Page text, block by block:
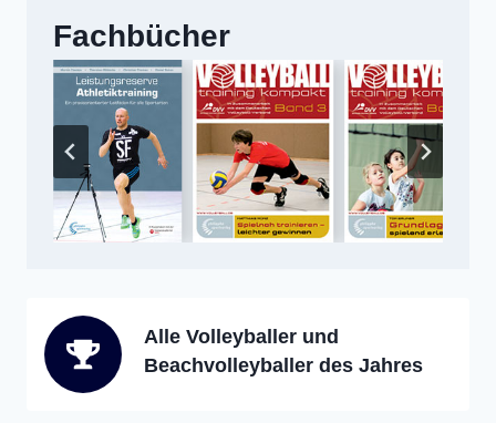
Fachbücher
Alle Volleyballer und
Beachvolleyballer des Jahres